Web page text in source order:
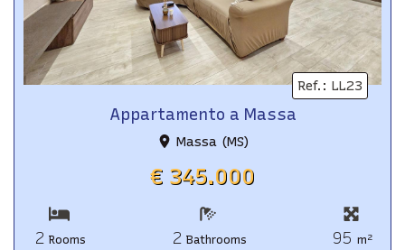
Appartamento a Massa
Massa (MS)
€ 345.000
2 Rooms 2 Bathrooms 95 m2
Ref. : LL23